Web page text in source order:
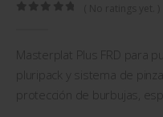
Masterplat Plus FRD para
pluripack y sistema de
protección de burbujas,